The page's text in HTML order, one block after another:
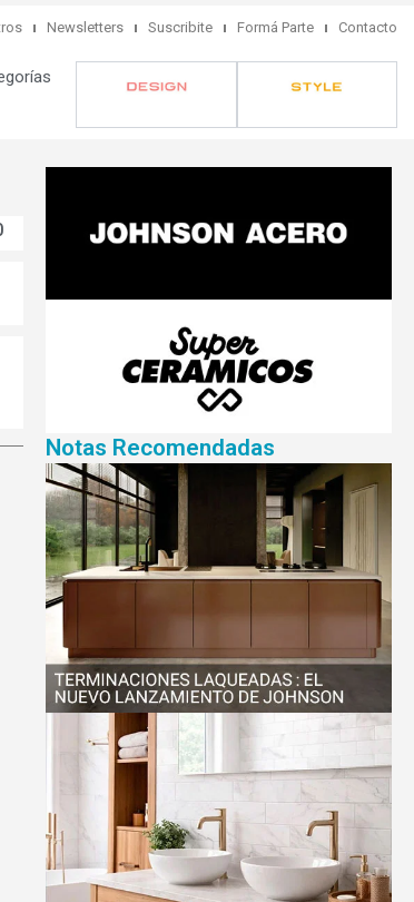
Newsletters Suscribite Formá Parte Contacto
Notas Recomendadas